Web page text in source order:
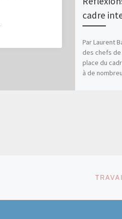
cadre
Par Laurent
des chefs de
place du
à de